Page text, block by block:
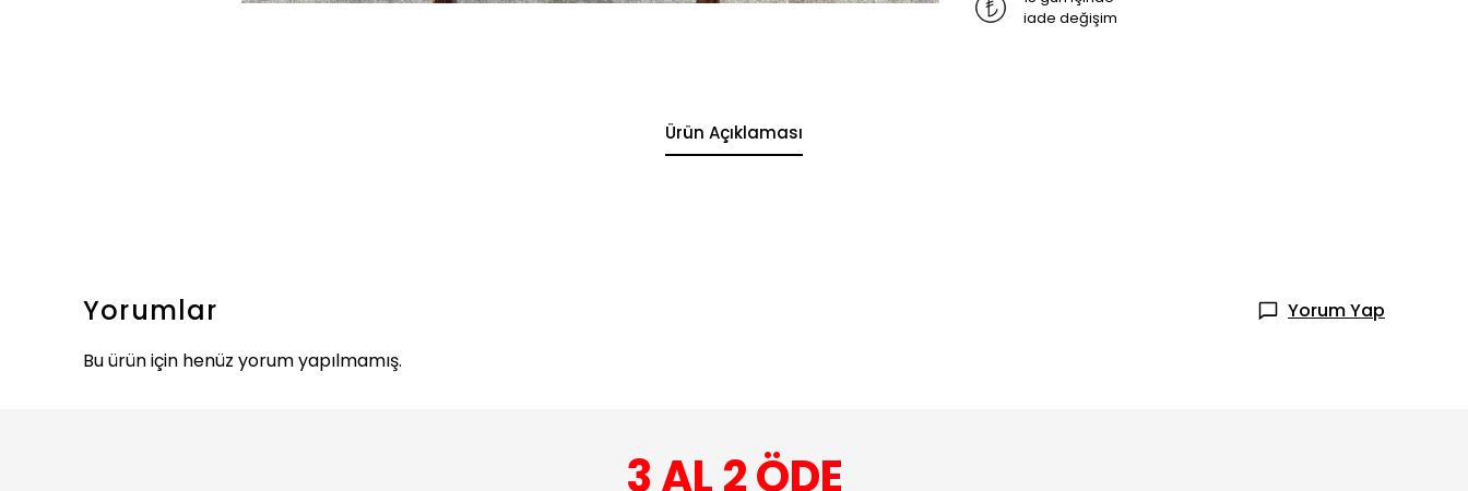
iade değişim
Ürün Açıklaması
Yorumlar
Yorum Yap
Bu ürün için henüz yorum yapılmamış.
3 AL 2 ÖDE